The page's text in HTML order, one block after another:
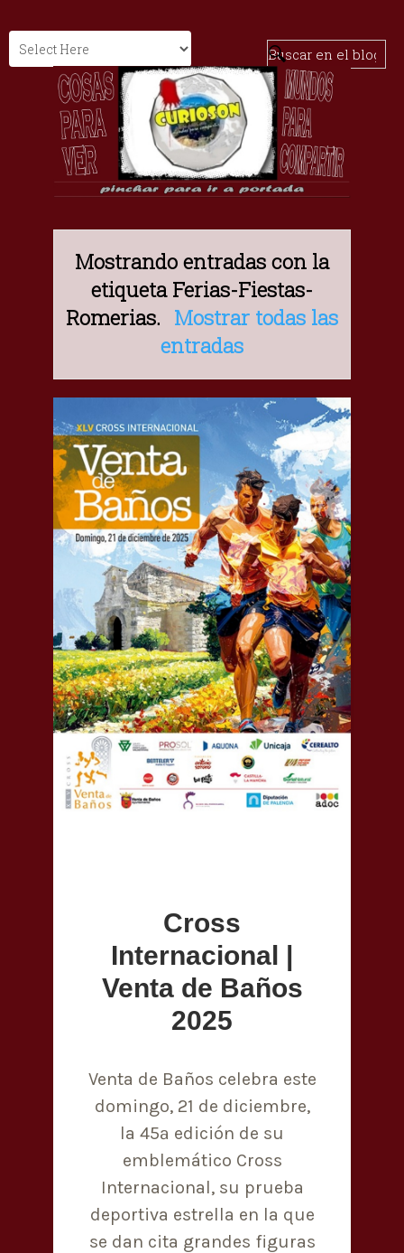
Mostrando entradas con la
etiqueta Ferias-Fiestas-
Romerias. Mostrar todas las
entradas
Cross
Internacional |
Venta de Baños
2025
Venta de Baños celebra este
domingo, 21 de diciembre,
la 45ª edición de su
emblemático Cross
Internacional, su prueba
deportiva estrella en la que
se dan cita grandes figuras